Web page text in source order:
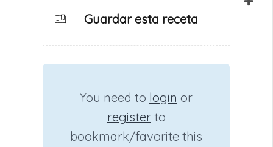
Guardar esta receta
You need to login or
registerto
bookmark/favorite this